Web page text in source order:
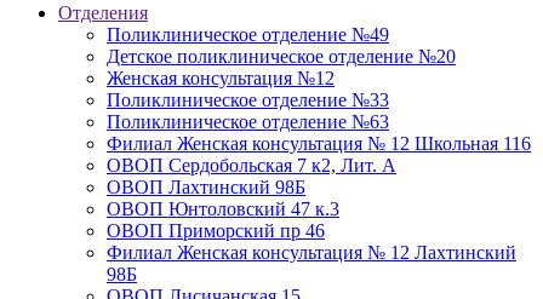
Отделения
Поликлиническое отделение №49
Детское поликлиническое отделение №20
Женская консультация №12
Поликлиническое отделение №33
Поликлиническое отделение №63
Филиал Женская консультация № 12 Школьная 116
ОВОП Сердобольская 7 к2, Лит. А
ОВОП Лахтинский 98Б
ОВОП Юнтоловский 47 к.3
ОВОП Приморский пр 46
Филиал Женская консультация № 12 Лахтинский
98Б